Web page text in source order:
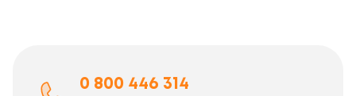
0 800 446 314